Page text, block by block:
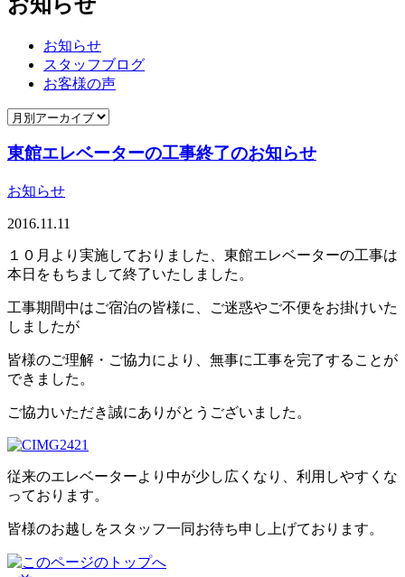
お知らせ
スタッフブログ
お客様の声
東館エレベーターの工事終了のお知らせ
お知らせ
2016.11.11
１０月より実施しておりました、東館エレベーターの工事は
本日をもちまして終了いたしました。
工事期間中はご宿泊の皆様に、ご迷惑やご不便をお掛けいた
しましたが
皆様のご理解・ご協力により、無事に工事を完了することが
できました。
ご協力いただき誠にありがとうございました。
従来のエレベーターより中が少し広くなり、利用しやすくな
っております。
皆様のお越しをスタッフ一同お待ち申し上げております。